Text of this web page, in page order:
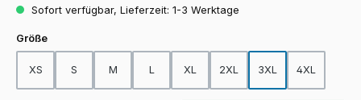
Sofort verfügbar, Lieferzeit: 1-3 Werktage
Größeauswählen
XS S M L XL 2XL 3XL 4XL